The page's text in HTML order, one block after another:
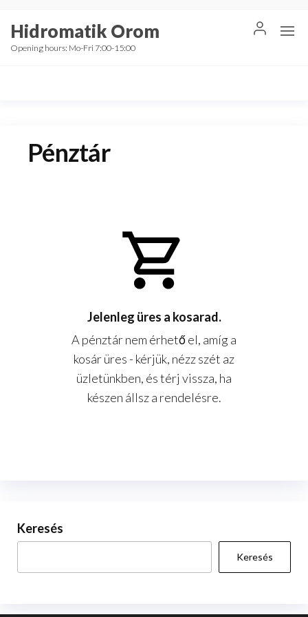
the
Hidromatik Orom
Opening hours: Mo-Fri 7:00-15:00
Pénztár
Jelenleg üres a kosarad.
A pénztár nem érhető el, amíg a
kosár üres - kérjük, nézz szét az
üzletünkben, és térj vissza, ha
készen állsz a rendelésre.
Keresés
Keresés